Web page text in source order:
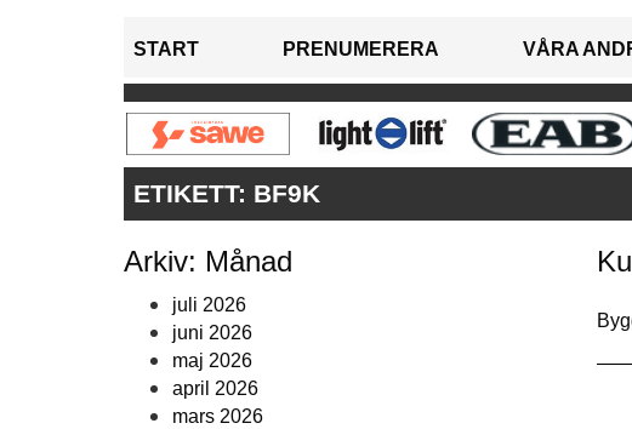
START PRENUMERERA VÅRA
ETIKETT: BF9K
Arkiv: Månad
juli 2026
juni 2026
maj 2026
april 2026
mars 2026